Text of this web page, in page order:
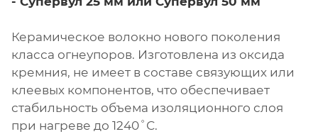
Керамическое волокно нового поколения
класса огнеупоров. Изготовлена из оксида
кремния, не имеет в составе связующих или
клеевых компонентов, что обеспечивает
стабильность объема изоляционного слоя
при нагреве до 1240˚С.